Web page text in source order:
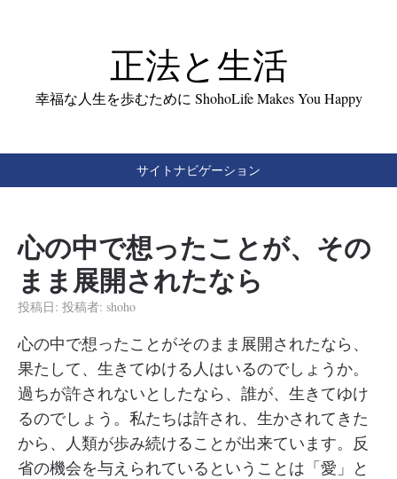
正法と生活
幸福な人生を歩むために ShohoLife Makes You Happy
サイトナビゲーション
心の中で想ったことが、その
まま展開されたなら
投稿日: 投稿者: shoho
心の中で想ったことがそのまま展開されたなら、
果たして、生きてゆける人はいるのでしょうか。
過ちが許されないとしたなら、誰が、生きてゆけ
るのでしょう。私たちは許され、生かされてきた
から、人類が歩み続けることが出来ています。反
省の機会を与えられているということは「愛」と